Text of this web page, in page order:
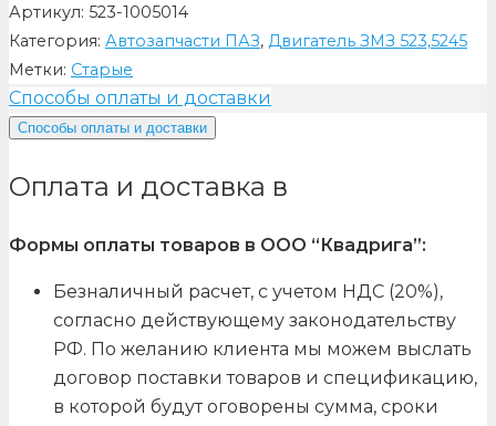
Артикул: 523-1005014
Категория: Автозапчасти ПАЗ, Двигатель ЗМЗ 523,5245
Метки: Старые
Способы оплаты и доставки
Способы оплаты и доставки
Оплата и доставка в
Формы оплаты товаров в ООО “Квадрига”:
Безналичный расчет, с учетом НДС (20%),
согласно действующему законодательству
РФ. По желанию клиента мы можем выслать
договор поставки товаров и спецификацию,
в которой будут оговорены сумма, сроки